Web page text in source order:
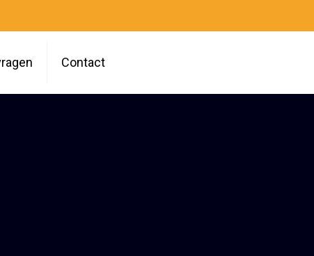
Contact